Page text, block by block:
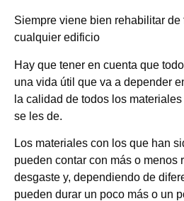
Siempre viene bien rehabilitar de
cualquier edificio
Hay que tener en cuenta que
una vida útil que va a depender
la calidad de todos los
se les de.
Los materiales con los que han
pueden contar con más o menos
desgaste y, dependiendo de
pueden durar un poco más o un